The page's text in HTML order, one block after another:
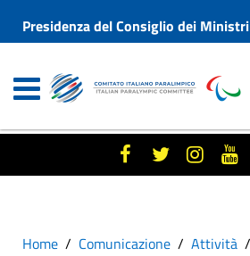
Presidenza del Consiglio dei Ministri
Home Comunicazione Attività